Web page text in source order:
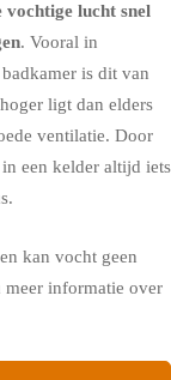
lucht snel
. Vooral in
is dit van
ligt dan elders
ventilatie. Door
een kelder altijd iets
kan vocht geen
informatie over